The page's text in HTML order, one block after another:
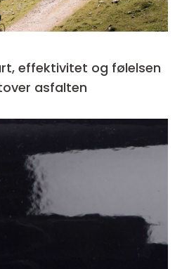
effektivitet og følelsen
asfalten